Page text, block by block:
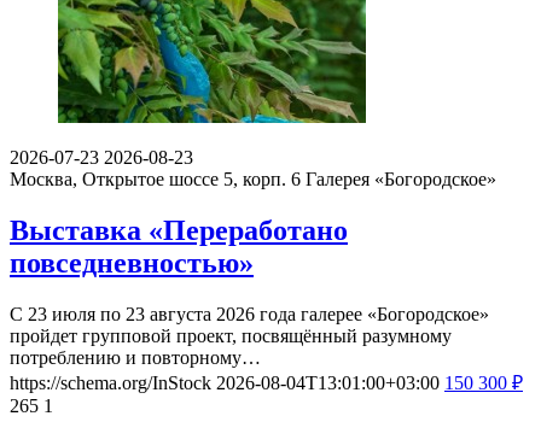
2026-07-23 2026-08-23
Москва, Открытое шоссе 5, корп. 6 Галерея «Богородское»
Выставка «Переработано
повседневностью»
С 23 июля по 23 августа 2026 года галерее «Богородское»
пройдет групповой проект, посвящённый разумному
потреблению и повторному…
https://schema.org/InStock 2026-08-04T13:01:00+03:00 150 300 ₽
265 1